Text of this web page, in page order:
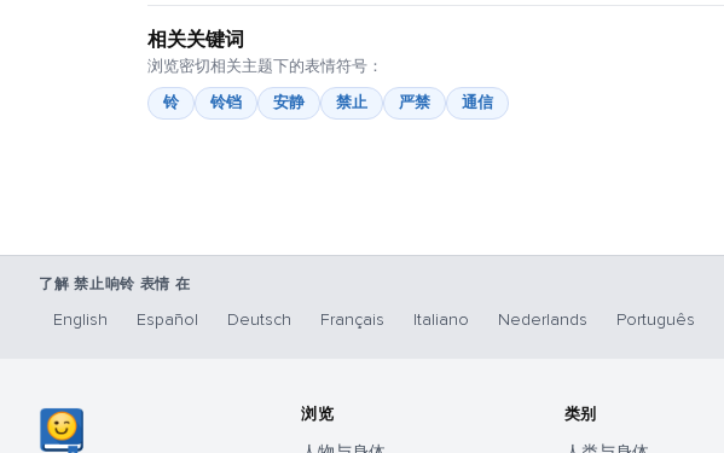
相关关键词
浏览密切相关主题下的表情符号：
铃
铃铛 安静 禁止 严禁 通信
了解 禁止响铃 表情 在
English Español Deutsch Français Italiano Nederlands Português
浏览 类别